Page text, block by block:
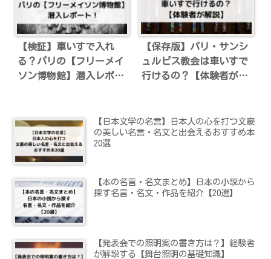
【検証】車いすで入れ
る？パリの【フリーメイ
ソン博物館】潜入レポー
【保存版】パリ・サンシ
ュルピス教会は車いすで
行けるの？【体験者が解
【日本文学の名言】日本人の心を打つ文豪
の美しい名言・名文と出会えるおすすめ本
20選
【本の名言・名文まとめ】日本の小説から
探す名言・名文・作品を紹介【20選】
【発表会での照明案の書き方は？】経験者
が解説する【舞台照明の基礎知識】